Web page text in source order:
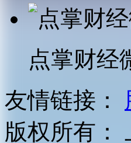
点掌财经
友情链接：
版权所有：